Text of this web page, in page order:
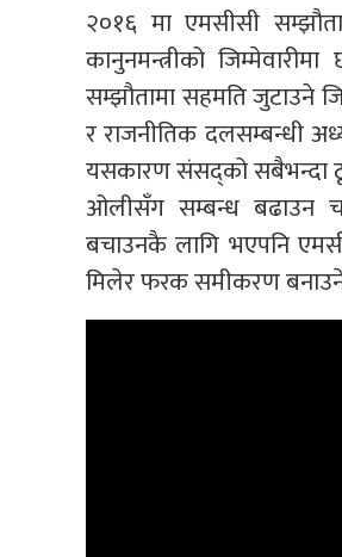
२०१६ मा एमसीसी
कानुनमन्त्रीको
सम्झौतामा सहमति जुटाउने
र राजनीतिक दलसम्बन्धी
यसकारण संसद्को सबैभन्दा
ओलीसँग सम्बन्ध बढाउन
बचाउनकै लागि भएपनि
मिलेर फरक समीकरण बनाउने